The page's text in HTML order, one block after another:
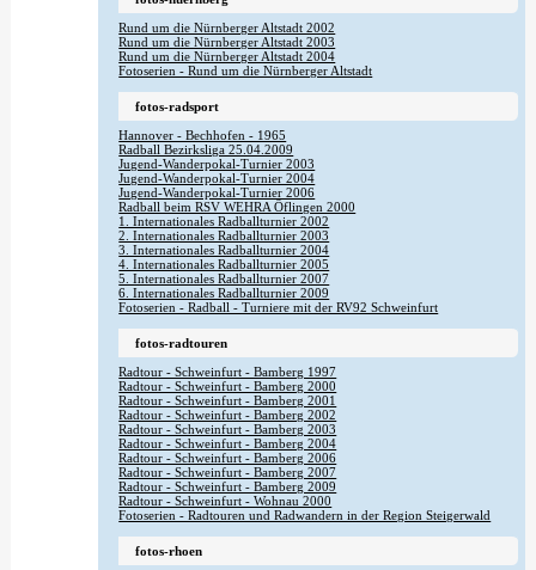
Rund um die Nürnberger Altstadt 2002
Rund um die Nürnberger Altstadt 2003
Rund um die Nürnberger Altstadt 2004
Fotoserien - Rund um die Nürnberger Altstadt
fotos-radsport
Hannover - Bechhofen - 1965
Radball Bezirksliga 25.04.2009
Jugend-Wanderpokal-Turnier 2003
Jugend-Wanderpokal-Turnier 2004
Jugend-Wanderpokal-Turnier 2006
Radball beim RSV WEHRA Öflingen 2000
1. Internationales Radballturnier 2002
2. Internationales Radballturnier 2003
3. Internationales Radballturnier 2004
4. Internationales Radballturnier 2005
5. Internationales Radballturnier 2007
6. Internationales Radballturnier 2009
Fotoserien - Radball - Turniere mit der RV92 Schweinfurt
fotos-radtouren
Radtour - Schweinfurt - Bamberg 1997
Radtour - Schweinfurt - Bamberg 2000
Radtour - Schweinfurt - Bamberg 2001
Radtour - Schweinfurt - Bamberg 2002
Radtour - Schweinfurt - Bamberg 2003
Radtour - Schweinfurt - Bamberg 2004
Radtour - Schweinfurt - Bamberg 2006
Radtour - Schweinfurt - Bamberg 2007
Radtour - Schweinfurt - Bamberg 2009
Radtour - Schweinfurt - Wohnau 2000
Fotoserien - Radtouren und Radwandern in der Region Steigerwald
fotos-rhoen